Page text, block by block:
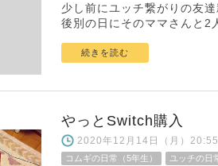
少し前にユッチ繋がりの友
後別の日にそのママさんと2
続きを読む
やっとSwitch購入
2020年12月14日（月）
コムギの日常（5年生） ユッチの日